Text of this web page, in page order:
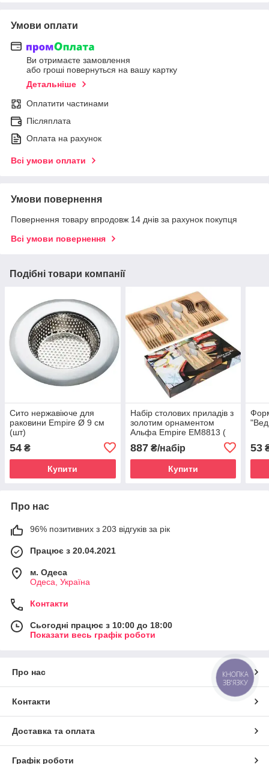
Умови оплати
Ви отримаєте замовлення
або гроші повернуться на вашу картку
Детальніше
Оплатити частинами
Післяплата
Оплата на рахунок
Всі умови оплати
Умови повернення
Повернення товару впродовж 14 днів за рахунок покупця
Всі умови повернення
Подібні товари компанії
Сито нержавіюче для
раковини Empire Ø 9 см
(шт)
54 ₴
Купити
Набір столових приладів з
золотим орнаментом
Альфа Empire EM8813 (
887₴/набір
Купити
53
Про нас
96% позитивних з 203 відгуків за рік
Працює з 20.04.2021
м. Одеса
Одеса, Україна
Контакти
Сьогодні працює з 10:00 до 18:00
Показати весь графік роботи
Про нас
Контакти
Доставка та оплата
Графік роботи
КНОПКА
ЗВ'ЯЗКУ